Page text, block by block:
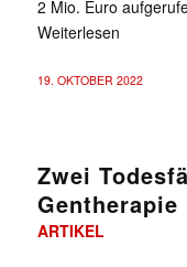
2 Mio. Euro
Weiterlesen
19. OKTOBER 2022
Zwei
Gentherapie
ARTIKEL